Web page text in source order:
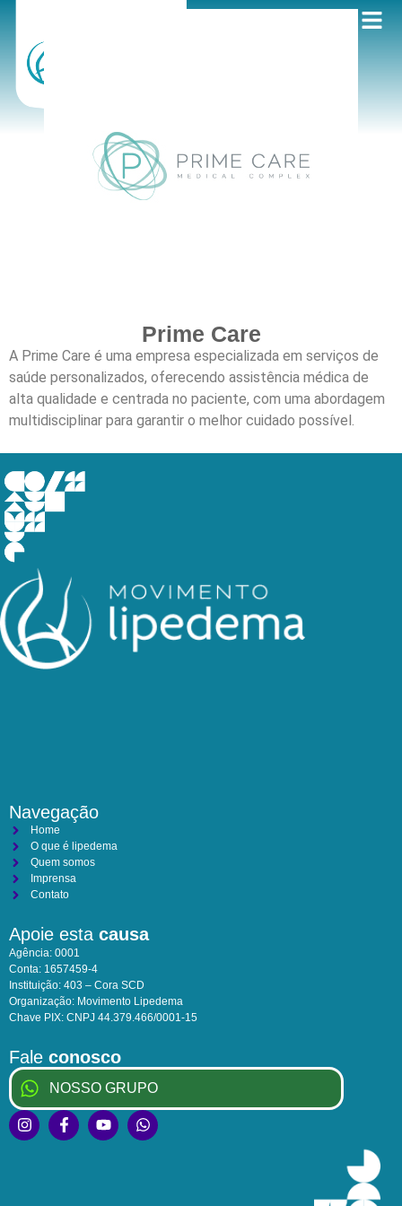
Prime Care
A Prime Care é uma empresa especializada em serviços de
saúde personalizados, oferecendo assistência médica de
alta qualidade e centrada no paciente, com uma abordagem
multidisciplinar para garantir o melhor cuidado possível.
Navegação
Home
O que é lipedema
Quem somos
Imprensa
Contato
Apoie esta causa
Agência: 0001
Conta: 1657459-4
Instituição: 403 – Cora SCD
Organização: Movimento Lipedema
Chave PIX: CNPJ 44.379.466/0001-15
Fale conosco
NOSSO GRUPO